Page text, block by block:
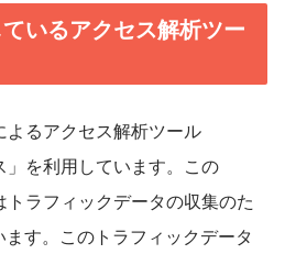
いるアクセス解析ツー
よるアクセス解析ツール
」を利用しています。この
ラフィックデータの収集のた
す。このトラフィックデータ